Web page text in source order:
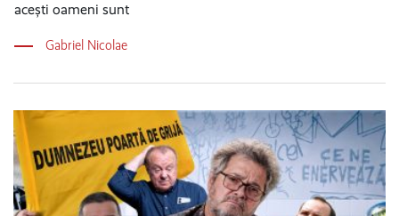
acești oameni sunt
Gabriel Nicolae